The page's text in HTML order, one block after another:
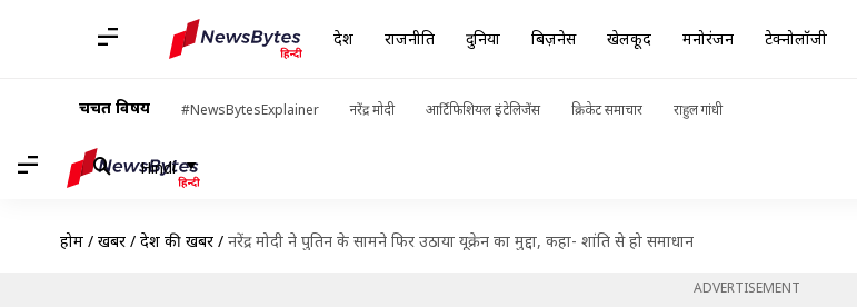
देश राजनीति दुनिया बिज़नेस खेलकूद मनोरंजन टेक्नोलॉजी
चर्चित विषय #NewsBytesExplainer नरेंद्र मोदी आर्टिफिशियल इंटेलिजेंस क्रिकेट समाचार राहुल गांधी
Hindi
होम / खबरें / देश की खबरें / नरेंद्र मोदी ने पुतिन के सामने फिर उठाया यूक्रेन का मुद्दा, कहा- शांति से हो समाधान
ADVERTISEMENT